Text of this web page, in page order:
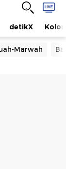
detikX
Marwah